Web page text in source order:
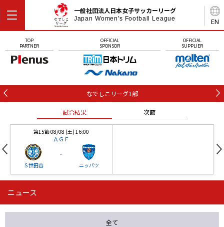
EN
一般社団法人日本女子サッカーリーグ
Japan Women's Football League
TOP
PARTNER
OFFICIAL
SPONSOR
OFFICIAL
SUPPLIER
なでしこリーグ1部
試合結果 次節
第15節 08/08 (土) 16:00
ＡＧＦ
Ｓ世田谷
-
ニッパツ
第16節 09/05 (土) 15:00
ニッパツ 石人の星
ニュース
全て